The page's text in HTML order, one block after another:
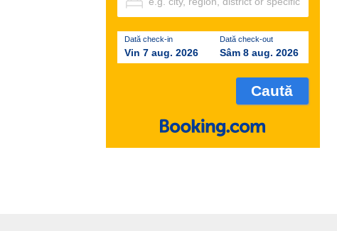
Dată check-in
Vin 7 aug. 2026
Dată check-out
Sâm 8 aug. 2026